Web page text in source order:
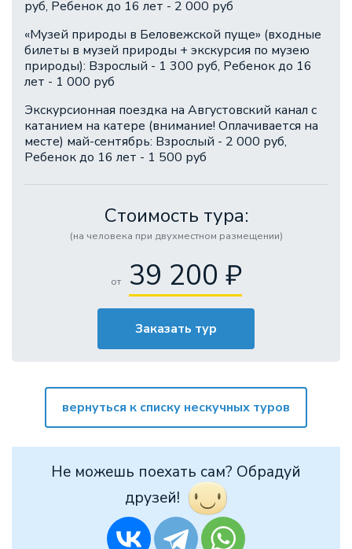
руб, Ребенок до 16 лет - 2 000 руб
«Музей природы в Беловежской пуще» (входные
билеты в музей природы + экскурсия по музею
природы): Взрослый - 1 300 руб, Ребенок до 16
лет - 1 000 руб
Экскурсионная поездка на Августовский канал с
катанием на катере (внимание! Оплачивается на
месте) май-сентябрь: Взрослый - 2 000 руб,
Ребенок до 16 лет - 1 500 руб
Стоимость тура:
(на человека при двухместном размещении)
от 39 200 ₽
Заказать тур
вернуться к списку нескучных туров
Не можешь поехать сам? Обрадуй
друзей!